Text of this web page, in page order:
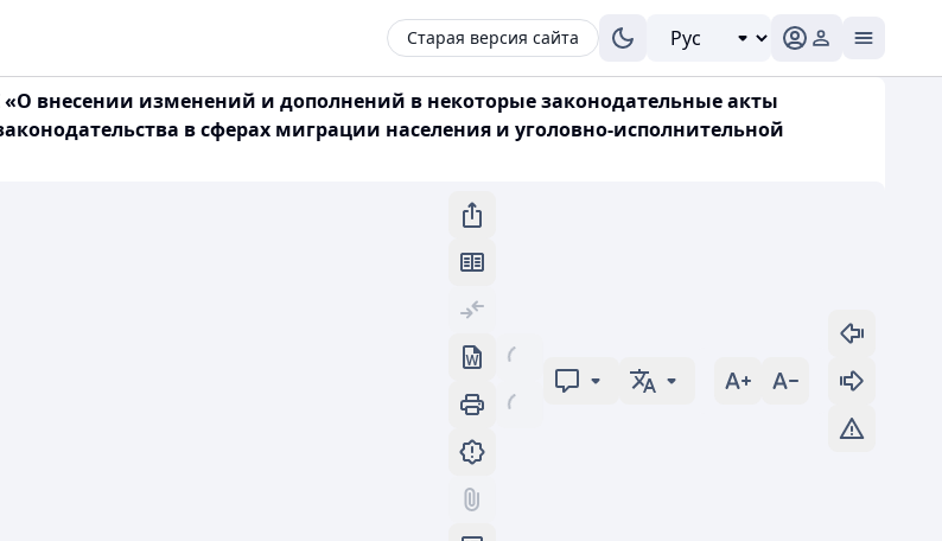
Старая версия сайта
«О внесении изменений и дополнений в некоторые законодательные акты
в сферах миграции населения и уголовно-исполнительной